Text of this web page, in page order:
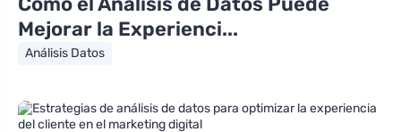
Mejorar la Experienci...
Análisis Datos